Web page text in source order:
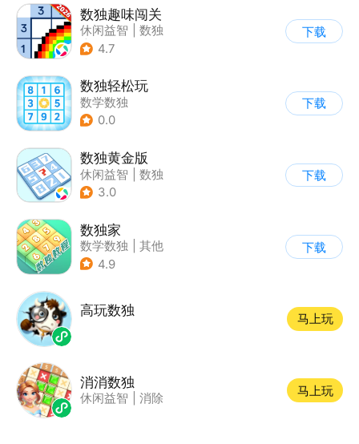
数独趣味闯关
休闲益智
数独
| 云步互娱
4.7
下载
数独轻松玩
数学数独
0.0
下载
数独黄金版
休闲益智
数独
3.0
下载
数独家
数学数独
其他
4.9
下载
高玩数独
马上玩
消消数独
休闲益智 消除
马上玩